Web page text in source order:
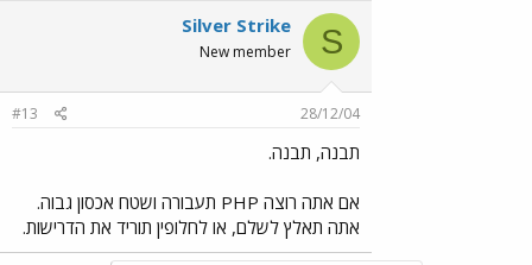
S
Silver Strike
New member
28/12/04
#13
תבנה, תבנה.
אם אתה רוצה PHP תעבורה ושטח אכסון גבוה.
אתה תאלץ לשלם, או לחלופין תוריד את הדרישות.